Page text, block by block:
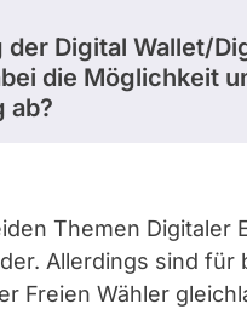
Digital Wallet/
die Möglichkeit
ab?
Themen Digitaler
Allerdings sind für
Freien Wähler